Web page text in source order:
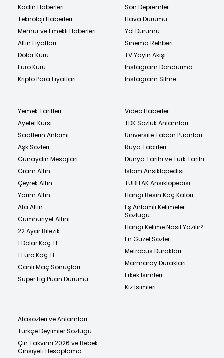
Kadın Haberleri
Teknoloji Haberleri
Memur ve Emekli Haberleri
Altın Fiyatları
Dolar Kuru
Euro Kuru
Kripto Para Fiyatları
Son Depremler
Hava Durumu
Yol Durumu
Sinema Rehberi
TV Yayın Akışı
Instagram Dondurma
Instagram Silme
Yemek Tarifleri
Ayetel Kürsi
Saatlerin Anlamı
Aşk Sözleri
Günaydın Mesajları
Gram Altın
Çeyrek Altın
Yarım Altın
Ata Altın
Cumhuriyet Altını
22 Ayar Bilezik
1 Dolar Kaç TL
1 Euro Kaç TL
Canlı Maç Sonuçları
Süper Lig Puan Durumu
Video Haberler
TDK Sözlük Anlamları
Üniversite Taban Puanları
Rüya Tabirleri
Dünya Tarihi ve Türk Tarihi
İslam Ansiklopedisi
TÜBİTAK Ansiklopedisi
Hangi Besin Kaç Kalori
Eş Anlamlı Kelimeler
Sözlüğü
Hangi Kelime Nasıl Yazılır?
En Güzel Sözler
Metrobüs Durakları
Marmaray Durakları
Erkek İsimleri
Kız İsimleri
Atasözleri ve Anlamları
Türkçe Deyimler Sözlüğü
Çin Takvimi 2026 ve Bebek
Cinsiyeti Hesaplama